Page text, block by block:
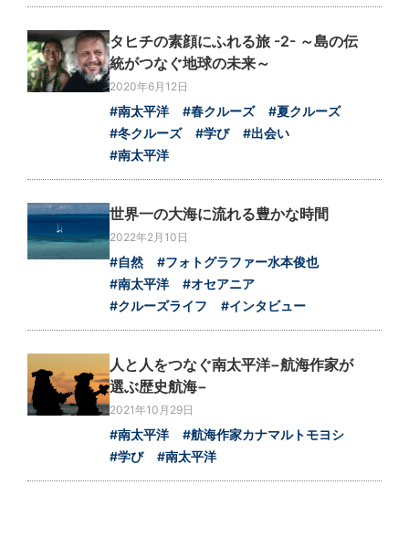
タヒチの素顔にふれる旅 -2- ～島の伝
統がつなぐ地球の未来～
2020年6月12日
#南太平洋 #春クルーズ
#夏クルーズ
#冬クルーズ
#学び
#出会い
#南太平洋
世界一の大海に流れる豊かな時間
2022年2月10日
#自然
#フォトグラファー水本俊也
#南太平洋
#オセアニア
#クルーズライフ
#インタビュー
人と人をつなぐ南太平洋−航海作家が
選ぶ歴史航海−
2021年10月29日
#南太平洋
#航海作家カナマルトモヨシ
#学び
#南太平洋